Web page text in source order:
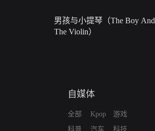
男孩与小提琴（The Boy And
The Violin）
自媒体
全部
科普
Kpop
汽车
游戏
科技